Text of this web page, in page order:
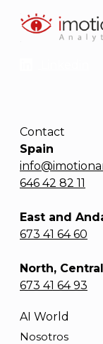
Contact
Spain
646 42 82 11
East and
673 41 64 60
North,
673 41 64 93
AI World
Nosotros